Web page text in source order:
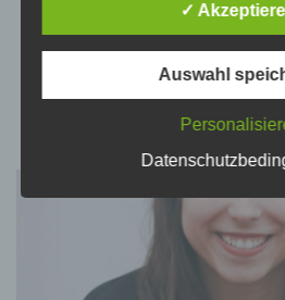
Dinge positiv sehen, dankbar für das
Profiling ist jede Art der
Verarbeitung
darin besteht, dass diese
Daten verwendet werden,
natürliche Person
Arbeitsleistung,
Zuverlässigkeit, Verhalten,
Ortswechsel dieser
analysieren oder
✓
Auswahl